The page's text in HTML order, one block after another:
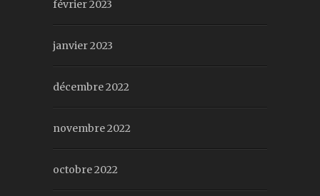
février 2023
janvier 2023
décembre 2022
novembre 2022
octobre 2022